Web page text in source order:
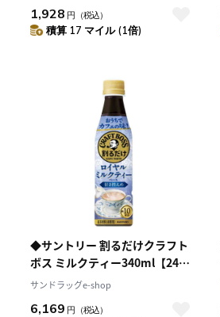
1,928 円 （税込）
積算 17 マイル (1倍)
◆サントリー 割るだけクラフト
ボス ミルクティー340ml【24個
セット】
サンドラッグe-shop
6,169 円 （税込）